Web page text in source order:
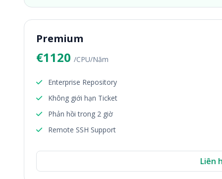
Premium
€1120 /CPU/Năm
Enterprise Repository
Không giới hạn Ticket
Phản hồi trong 2 giờ
Remote SSH Support
Liên